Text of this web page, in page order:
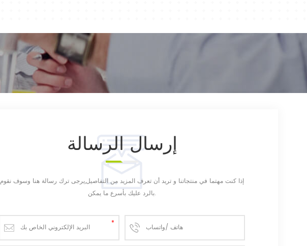
إرسالالرسالة
إذا كنت مهتما في منتجاتنا و تريد أن تعرف المزيد من التفاصيل,يرجى ترك رسالة هنا وسوف نقوم
بالرد عليك بأسرع ما يمكن.